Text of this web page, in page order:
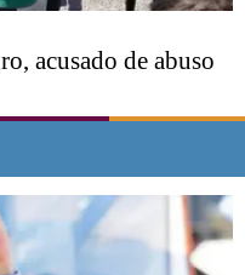
acusado de abuso